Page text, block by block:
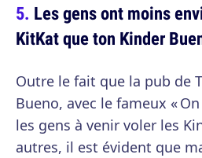
Les gens ont moins
KitKat que ton Kinder
Outre le fait que la pub de
Bueno, avec le fameux «
les gens à venir voler les
autres, il est évident que